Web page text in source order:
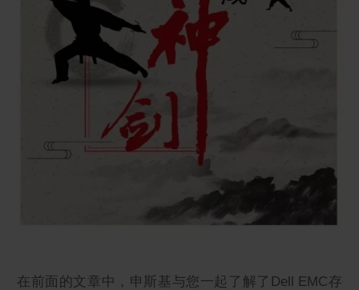
在前面的文章中，申斯基与您一起了解了Dell EMC存